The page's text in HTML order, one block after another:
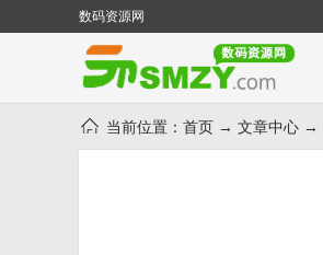
数码资源网
当前位置： 首页 → 文章中心 →